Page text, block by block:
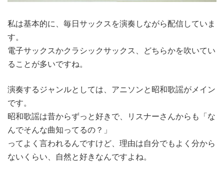
私は基本的に、毎日サックスを演奏しながら配信していま
す。
電子サックスかクラシックサックス、どちらかを吹いてい
ることが多いですね。
演奏するジャンルとしては、アニソンと昭和歌謡がメイン
です。
昭和歌謡は昔からずっと好きで、リスナーさんからも「な
んでそんな曲知ってるの？」
ってよく言われるんですけど、理由は自分でもよく分から
ないくらい、自然と好きなんですよね。